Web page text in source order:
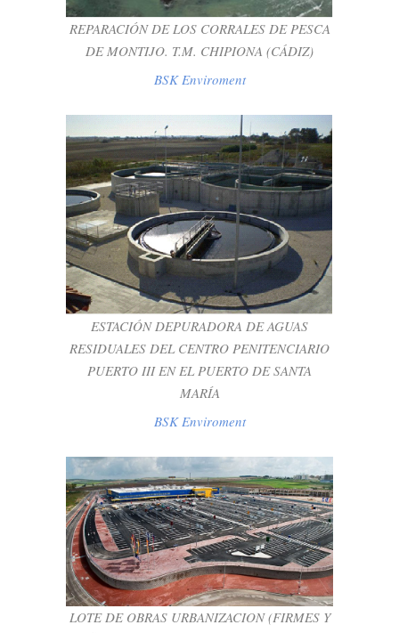
REPARACIÓN DE LOS CORRALES DE PESCA
DE MONTIJO. T.M. CHIPIONA (CÁDIZ)
BSK Enviroment
ESTACIÓN DEPURADORA DE AGUAS
RESIDUALES DEL CENTRO
PENITENCIARIO PUERTO III EN EL
PUERTO DE SANTA MARÍA
BSK Enviroment
ESTACIÓN DEPURADORA DE AGUAS
RESIDUALES DEL CENTRO PENITENCIARIO
PUERTO III EN EL PUERTO DE SANTA
MARÍA
BSK Enviroment
LOTE DE OBRAS URBANIZACION
(FIRMES Y SEÑALIZACION) DEL PARQUE
COMERCIAL JEREZ XXI
BSK Real State
LOTE DE OBRAS URBANIZACION (FIRMES Y